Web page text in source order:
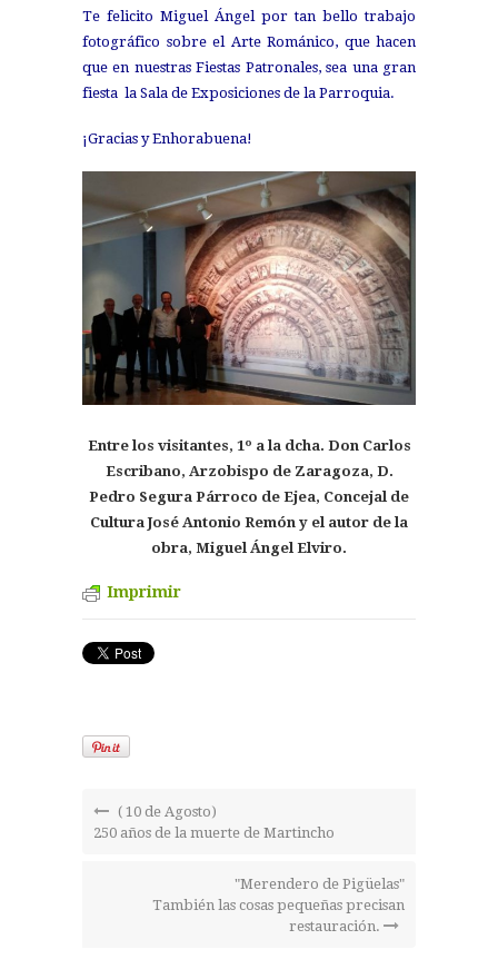
Te felicito Miguel Ángel por tan bello trabajo
fotográfico sobre el Arte Románico, que hacen
que en nuestras Fiestas Patronales, sea una gran
fiesta la Sala de Exposiciones de la Parroquia.
¡Gracias y Enhorabuena!
Entre los visitantes, 1º a la dcha. Don Carlos
Escribano, Arzobispo de Zaragoza, D.
Pedro Segura Párroco de Ejea, Concejal de
Cultura José Antonio Remón y el autor de la
obra, Miguel Ángel Elviro.
Imprimir
( 10 de Agosto)
250 años de la muerte de Martincho
"Merendero de Pigüelas"
También las cosas pequeñas precisan
restauración.